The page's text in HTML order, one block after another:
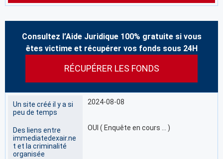
Consultez l’Aide Juridique 100% gratuite si vous
êtes victime et récupérer vos fonds sous 24H
RÉCUPÉRER LES FONDS
Un site créé il y a si
peu de temps
2024-08-08
Des liens entre
immediatedexair.ne
t et la criminalité
organisée
OUI ( Enquête en cours … )